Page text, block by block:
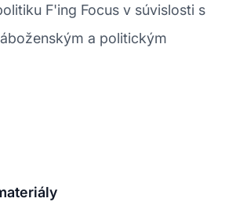
F'ing Focus v súvislosti s
a politickým